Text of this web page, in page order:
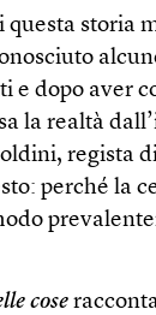
questa storia
e dopo aver
la realtà
regista
perché la
cose